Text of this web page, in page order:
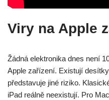
Viry na Apple
Žádná elektronika dnes není
Apple zařízení. Existují
představuje jiné riziko.
iPad reálně neexistují. Pro